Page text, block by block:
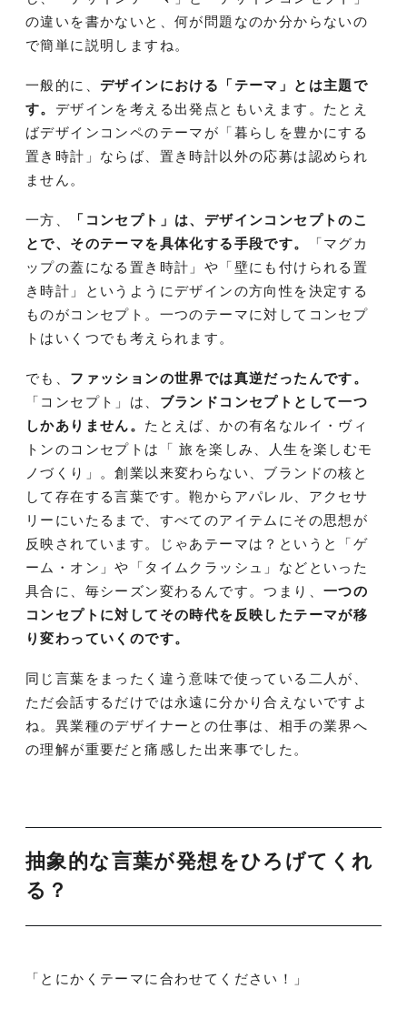
の違いを書かないと、何が問題なのか分からないの
で簡単に説明しますね。
一般的に、 デザインにおける「テーマ」とは主題で
す。 デザインを考える出発点ともいえます。たとえ
ばデザインコンペのテーマが「暮らしを豊かにする
置き時計」ならば、置き時計以外の応募は認められ
ません。
一方、
「コンセプト」は、デザインコンセプトのこ
とで、そのテーマを具体化する手段です。
「マグカ
ップの蓋になる置き時計」や「壁にも付けられる置
き時計」というようにデザインの方向性を決定する
ものがコンセプト。一つのテーマに対してコンセプ
トはいくつでも考えられます。
でも、 ファッションの世界では真逆だったんです。
「コンセプト」は、 ブランドコンセプトとして一つ
しかありません。 たとえば、かの有名なルイ・ヴィ
トンのコンセプトは「 旅を楽しみ、人生を楽しむモ
ノづくり」。創業以来変わらない、ブランドの核と
して存在する言葉です。鞄からアパレル、アクセサ
リーにいたるまで、すべてのアイテムにその思想が
反映されています。じゃあテーマは？というと「ゲ
ーム・オン」や「タイムクラッシュ」などといった
具合に、毎シーズン変わるんです。つまり、 一つの
コンセプトに対してその時代を反映したテーマが移
り変わっていくのです。
同じ言葉をまったく違う意味で使っている二人が、
ただ会話するだけでは永遠に分かり合えないですよ
ね。異業種のデザイナーとの仕事は、相手の業界へ
の理解が重要だと痛感した出来事でした。
抽象的な言葉が発想をひろげてくれ
る？
「とにかくテーマに合わせてください！」